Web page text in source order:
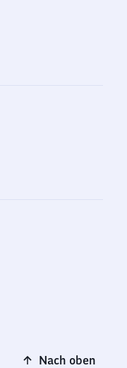
Nach oben